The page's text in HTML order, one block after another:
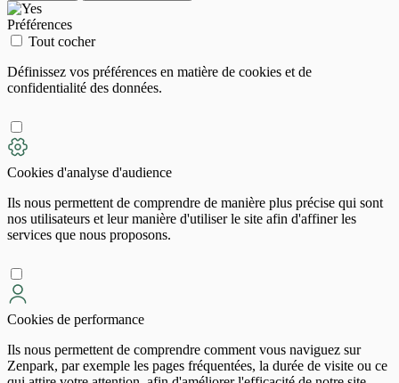
4,5 (101 avis)
4 €/heure,
21 €/jour,
156 €/mois
Préférences
Tout cocher
Définissez vos préférences en matière de cookies et de
confidentialité des données.
Cookies d'analyse d'audience
Ils nous permettent de comprendre de manière plus précise qui sont
nos utilisateurs et leur manière d'utiliser le site afin d'affiner les
services que nous proposons.
Cookies de performance
Ils nous permettent de comprendre comment vous naviguez sur
Zenpark, par exemple les pages fréquentées, la durée de visite ou ce